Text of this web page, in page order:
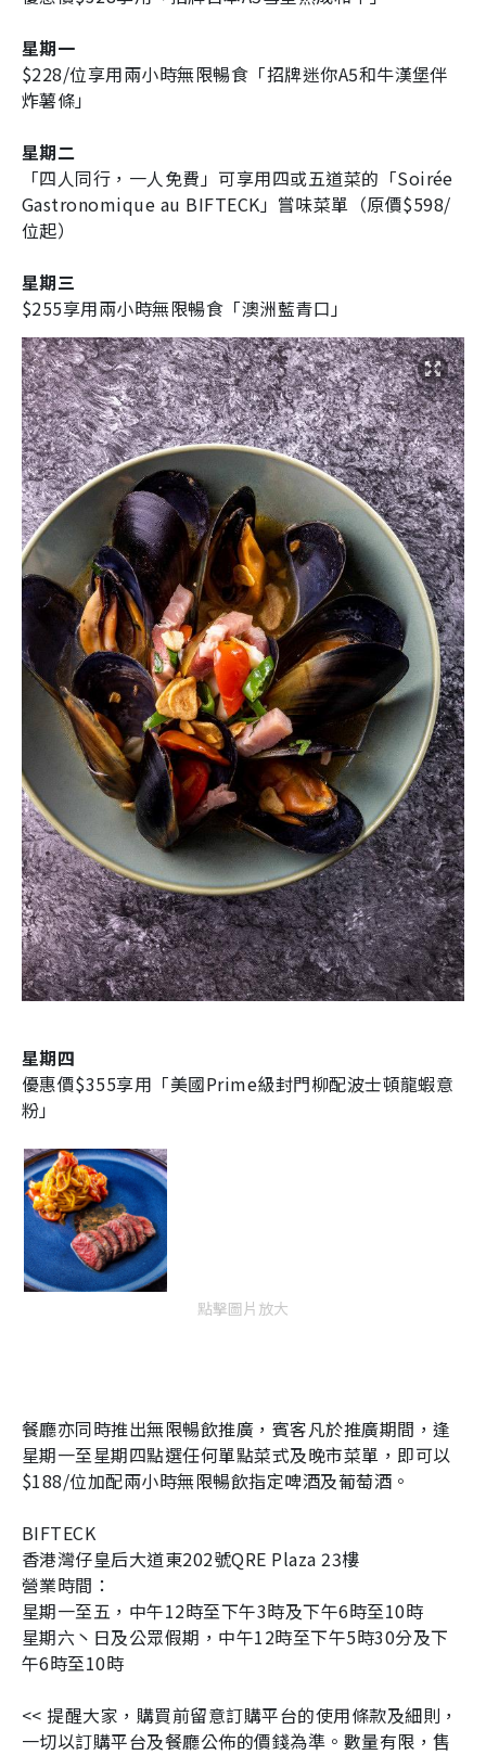
星期一
$228/位享用兩小時無限暢食「招牌迷你A5和牛漢堡伴
炸薯條」
星期二
「四人同行，一人免費」可享用四或五道菜的「Soirée
Gastronomique au BIFTECK」嘗味菜單（原價$598/
位起）
星期三
$255享用兩小時無限暢食「澳洲藍青口」
星期四
優惠價$355享用「美國Prime級封門柳配波士頓龍蝦意
粉」
點擊圖片放大
餐廳亦同時推出無限暢飲推廣，賓客凡於推廣期間，逢
星期一至星期四點選任何單點菜式及晚市菜單，即可以
$188/位加配兩小時無限暢飲指定啤酒及葡萄酒。
BIFTECK
香港灣仔皇后大道東202號QRE Plaza 23樓
營業時間：
星期一至五，中午12時至下午3時及下午6時至10時
星期六丶日及公眾假期，中午12時至下午5時30分及下
午6時至10時
<<提醒大家，購買前留意訂購平台的使用條款及細則，
一切以訂購平台及餐廳公佈的價錢為準。數量有限，售